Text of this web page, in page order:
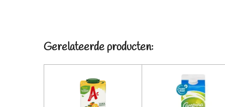
Gerelateerde producten: